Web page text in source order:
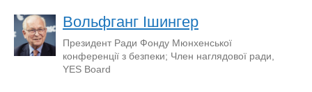
Вольфганг Ішингер
Президент Ради Фонду Мюнхенської
конференції з безпеки; Член наглядової ради,
YES Board